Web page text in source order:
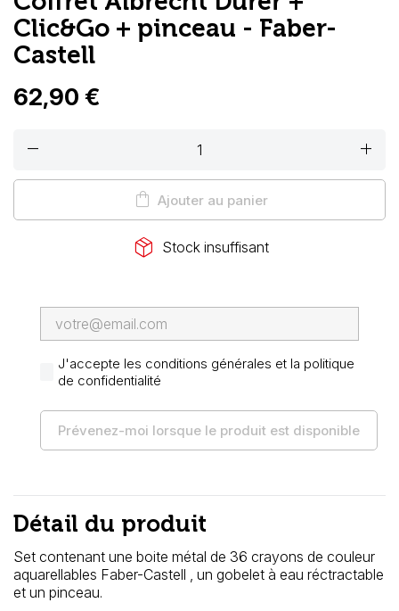
Clic&Go + pinceau - Faber-
Castell
62,90 €
remove add
shopping_bag Ajouter au panier
package_2 Stock insuffisant
J'accepte les conditions générales et la politique
de confidentialité
Prévenez-moi lorsque le produit est disponible
Détail du produit
Set contenant une boite métal de 36 crayons de couleur
aquarellables Faber-Castell , un gobelet à eau réctractable
et un pinceau.